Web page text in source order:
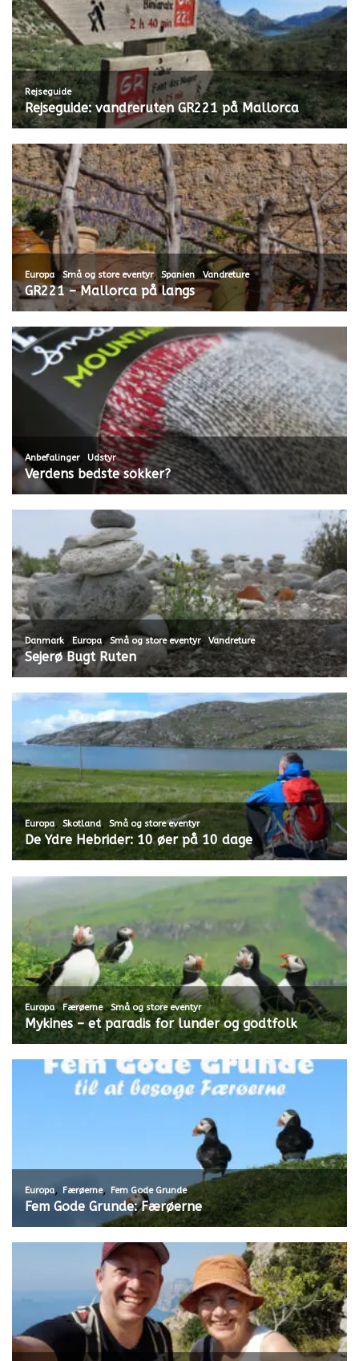
Rejseguide
Rejseguide: vandreruten GR221 på Mallorca
Europa, Små og store eventyr, Spanien, Vandreture
GR221 – Mallorca på langs
Anbefalinger, Udstyr
Verdens bedste sokker?
Danmark, Europa,Små og store eventyr,Vandreture
Sejerø Bugt Ruten
Europa, Skotland, Små og store eventyr
De Ydre Hebrider: 10 øer på 10 dage
Europa,Færøerne,Små og store eventyr
Mykines – et paradis for lunder og godtfolk
Europa, Færøerne, Fem Gode Grunde
Fem Gode Grunde: Færøerne